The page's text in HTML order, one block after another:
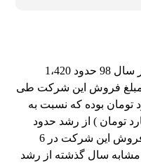
شرکت پتروشیمی خراسان شرق در سال 98 حدود 1،420
مبلغ فروش این شرکت طی
امسال حدود 157میلیارد تومان بوده که نسبت به
سال گذشته ( 124 میلیارد تومان ) از رشد حدود
همچنین فروش این شرکت در 6
سال گذشته از رشد